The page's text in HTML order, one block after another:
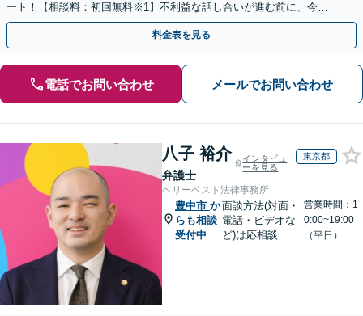
ート！【相談料：初回無料※1】不利益な話し合いが進む前に、今す
ぐ相談！
料金表を見る
電話でお問い合わせ メールでお問い合わせ
八子 裕介
弁護士
インタビュ
ーを見る
東京都
ベリーベスト法律事務所
豊中市 か
らも相談
受付中
面談方法(対面・
電話・ビデオな
ど)は応相談
営業時間：1
0:00~19:00
（平日）